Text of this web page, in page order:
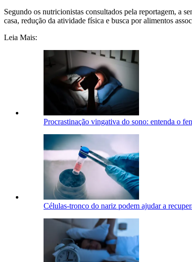
Segundo os nutricionistas consultados pela reportagem, a
casa, redução da atividade física e busca por alimentos
Leia Mais:
Procrastinação vingativa do sono: entenda o
Células-tronco do nariz podem ajudar a